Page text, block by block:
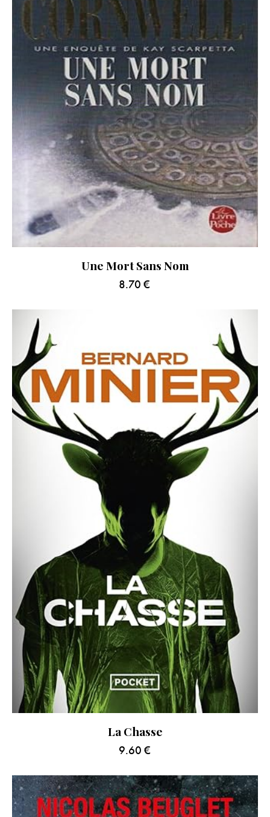
Une Mort Sans Nom
8.70 €
La Chasse
9.60 €